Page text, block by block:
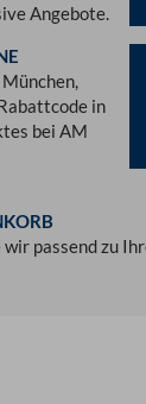
Angebote.
in
bei AM
passend zu